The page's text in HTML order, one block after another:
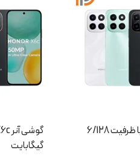
گوشی آنر X6c با ظرفیت 6/256
3/64 گیگابایت